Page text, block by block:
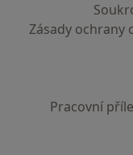
Zásady ochrany
Pracovní